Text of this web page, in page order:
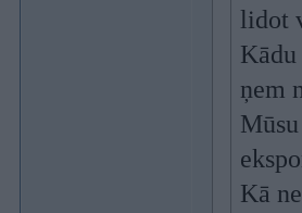
lidot
ņem
Kā